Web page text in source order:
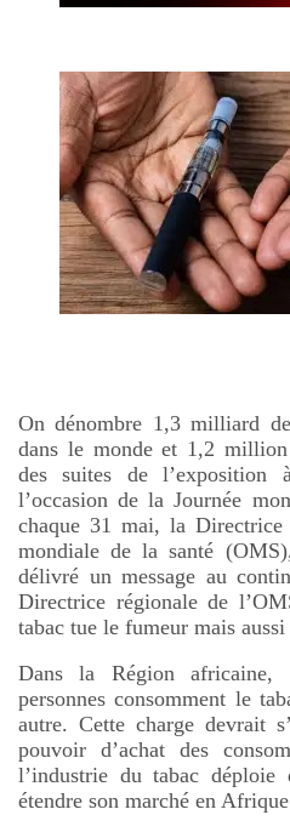
On dénombre 1,3 milliard
dans le monde et 1,2 million
des suites de
l’occasion de la Journée
chaque 31 mai, la Directrice
mondiale de la santé
délivré un message au
Directrice régionale de
tabac tue le fumeur mais
Dans la Région
personnes consomment le
autre. Cette charge devrait
pouvoir d’achat des
l’industrie du tabac déploie
étendre son marché en